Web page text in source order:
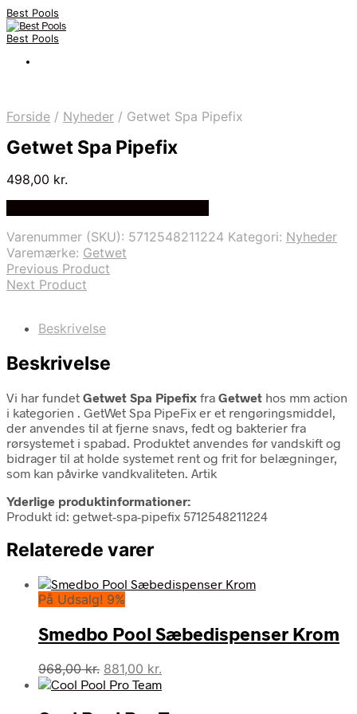
Best Pools
Best Pools
Forside / Nyheder / Getwet Spa Pipefix
Getwet Spa Pipefix
498,00 kr.
Varenummer (SKU): 5712548211224 Kategori: Nyheder
Varemærke: Getwet
Previous Product
Next Product
Beskrivelse
Beskrivelse
Vi har fundet Getwet Spa Pipefix fra Getwet hos mm action
i kategorien . GetWet Spa PipeFix er et rengøringsmiddel,
der anvendes til at fjerne snavs, fedt og bakterier fra
rørsystemet i spabad. Produktet anvendes før vandskift og
bidrager til at holde systemet rent og frit for belægninger,
som kan påvirke vandkvaliteten. Artik
Yderlige produktinformationer:
Produkt id: getwet-spa-pipefix 5712548211224
Relaterede varer
På Udsalg! 9%
Smedbo Pool Sæbedispenser Krom
968,00kr. Den
oprindelige
881,00 kr.
aktuelle